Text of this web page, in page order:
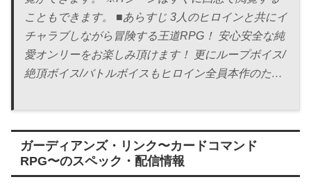
こともできます。 ■あらすじ 3人のヒロインと共にイ
チャラブしながら冒険する王道RPG！ 安心安全な純
愛オンリーをお楽しみ頂けます！ 更にループボイス/
絶頂ボイス/バトルボイスもヒロイン全員本作のた…
ガーディアンズ・リンク〜カードコマンド
RPG〜のスペック・配信情報